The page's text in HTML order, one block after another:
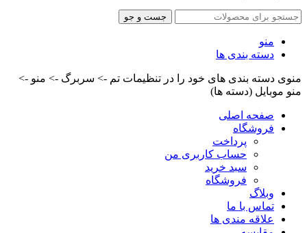
جست و جو
منو
دسته بندی ها
منوی دسته بندی های خود را در تنظیمات تم -> سربرگ -> منو ->
منو موبایل (دسته ها)
صفحه اصلی
فروشگاه
پرداخت
حساب کاربری من
سبد خرید
فروشگاه
وبلاگ
تماس با ما
علاقه مندی ها